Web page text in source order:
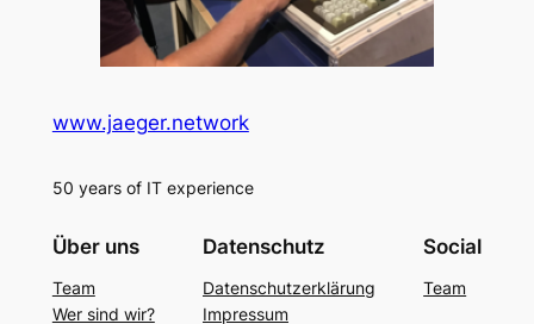
www.jaeger.network
50 years of IT experience
Über uns
Team
Wer sind wir?
Datenschutz
Datenschutzerklärung
Impressum
Social
Team